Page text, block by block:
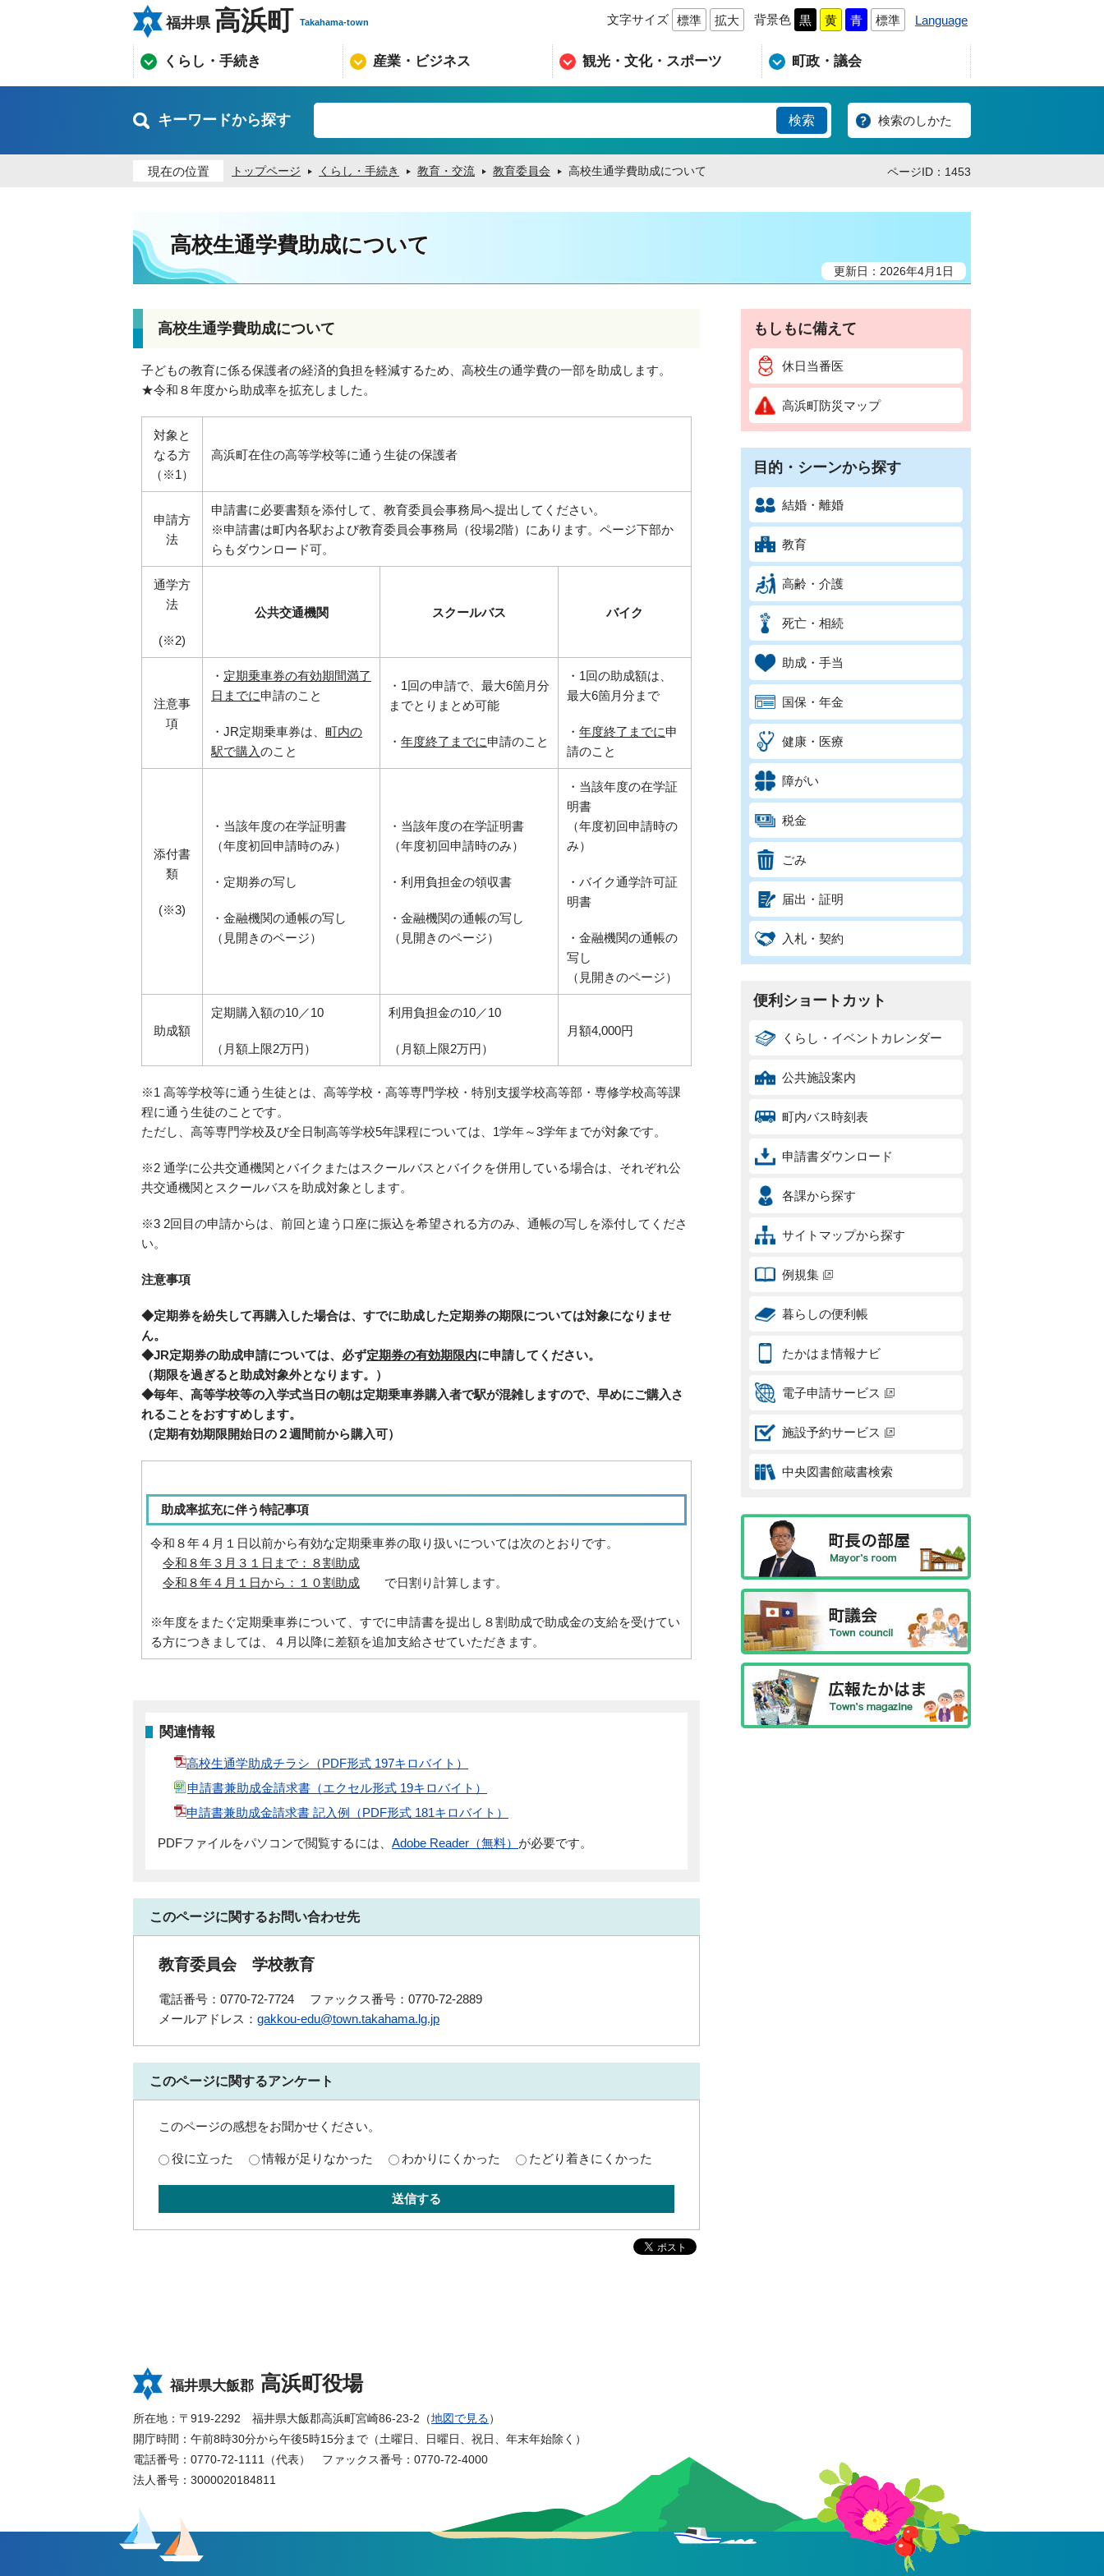
福井県 高浜町 Takahama-town 文字サイズ 標準 拡大 背景色 黒 黄 青 標準 Language
くらし・手続き 産業・ビジネス 観光・文化・スポーツ 町政・議会
キーワードから探す 検索のしかた
現在の位置 トップページ くらし・手続き 教育・交流 教育委員会 高校生通学費助成について ページID：1453
高校生通学費助成について
更新日：2026年4月1日
高校生通学費助成について
子どもの教育に係る保護者の経済的負担を軽減するため、高校生の通学費の一部を助成します。
★令和８年度から助成率を拡充しました。
対象と
なる方
（※1）
高浜町在住の高等学校等に通う生徒の保護者
申請方
法
申請書に必要書類を添付して、教育委員会事務局へ提出してください。
※申請書は町内各駅および教育委員会事務局（役場2階）にあります。ページ下部か
らもダウンロード可。
通学方
法
(※2)
公共交通機関 スクールバス バイク
注意事
項
・ 定期乗車券の有効期間満了
日までに申請のこと
・JR定期乗車券は、 町内の
駅で購入のこと
・1回の申請で、最大6箇月分
までとりまとめ可能
・ 年度終了までに申請のこと
・1回の助成額は、
最大6箇月分まで
・ 年度終了までに申
請のこと
添付書
類
(※3)
・当該年度の在学証明書
（年度初回申請時のみ）
・定期券の写し
・金融機関の通帳の写し
（見開きのページ）
・当該年度の在学証明書
（年度初回申請時のみ）
・利用負担金の領収書
・金融機関の通帳の写し
（見開きのページ）
・当該年度の在学証
明書
（年度初回申請時の
み）
・バイク通学許可証
明書
・金融機関の通帳の
写し
（見開きのページ）
助成額
定期購入額の10／10
（月額上限2万円）
利用負担金の10／10
（月額上限2万円）
月額4,000円
※1 高等学校等に通う生徒とは、高等学校・高等専門学校・特別支援学校高等部・専修学校高等課
程に通う生徒のことです。
ただし、高等専門学校及び全日制高等学校5年課程については、1学年～3学年までが対象です。
※2 通学に公共交通機関とバイクまたはスクールバスとバイクを併用している場合は、それぞれ公
共交通機関とスクールバスを助成対象とします。
※3 2回目の申請からは、前回と違う口座に振込を希望される方のみ、通帳の写しを添付してくださ
い。
注意事項
◆定期券を紛失して再購入した場合は、すでに助成した定期券の期限については対象になりませ
ん。
◆JR定期券の助成申請については、必ず定期券の有効期限内に申請してください。
（期限を過ぎると助成対象外となります。）
◆毎年、高等学校等の入学式当日の朝は定期乗車券購入者で駅が混雑しますので、早めにご購入さ
れることをおすすめします。
（定期有効期限開始日の２週間前から購入可）
助成率拡充に伴う特記事項
令和８年４月１日以前から有効な定期乗車券の取り扱いについては次のとおりです。
令和８年３月３１日まで：８割助成
令和８年４月１日から：１０割助成 で日割り計算します。
※年度をまたぐ定期乗車券について、すでに申請書を提出し８割助成で助成金の支給を受けてい
る方につきましては、４月以降に差額を追加支給させていただきます。
関連情報
高校生通学助成チラシ（PDF形式 197キロバイト）
申請書兼助成金請求書（エクセル形式 19キロバイト）
申請書兼助成金請求書 記入例（PDF形式 181キロバイト）
PDFファイルをパソコンで閲覧するには、 Adobe Reader（無料） が必要です。
このページに関するお問い合わせ先
教育委員会 学校教育
電話番号：0770-72-7724
ファックス番号：0770-72-2889
メールアドレス： gakkou-edu@town.takahama.lg.jp
このページに関するアンケート
このページの感想をお聞かせください。
役に立った 情報が足りなかった わかりにくかった たどり着きにくかった
送信する
もしもに備えて
休日当番医
高浜町防災マップ
目的・シーンから探す
結婚・離婚
教育
高齢・介護
死亡・相続
助成・手当
国保・年金
健康・医療
障がい
税金
ごみ
届出・証明
入札・契約
便利ショートカット
くらし・イベントカレンダー
公共施設案内
町内バス時刻表
申請書ダウンロード
各課から探す
サイトマップから探す
例規集
暮らしの便利帳
たかはま情報ナビ
電子申請サービス
施設予約サービス
中央図書館蔵書検索
福井県大飯郡 高浜町役場
所在地：〒919-2292 福井県大飯郡高浜町宮崎86-23-2（地図で見る）
開庁時間：午前8時30分から午後5時15分まで（土曜日、日曜日、祝日、年末年始除く）
電話番号：0770-72-1111（代表） ファックス番号：0770-72-4000
法人番号：3000020184811